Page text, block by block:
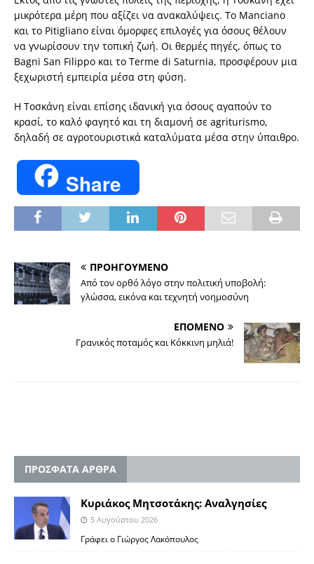
μικρότερα μέρη που αξίζει να ανακαλύψεις. Το Manciano
και το Pitigliano είναι όμορφες επιλογές για όσους θέλουν
να γνωρίσουν την τοπική ζωή. Οι θερμές πηγές, όπως το
Bagni San Filippo και το Terme di Saturnia, προσφέρουν μια
ξεχωριστή εμπειρία μέσα στη φύση.
Η Τοσκάνη είναι επίσης ιδανική για όσους αγαπούν το
κρασί, το καλό φαγητό και τη διαμονή σε agriturismo,
δηλαδή σε αγροτουριστικά καταλύματα μέσα στην ύπαιθρο.
Share
ΠΡΟΗΓΟΥΜΕΝΟ
Από τον ορθό λόγο στην πολιτική υποβολή:
γλώσσα, εικόνα και τεχνητή νοημοσύνη
ΕΠΟΜΕΝΟ
Γρανικός ποταμός και Κόκκινη μηλιά!
ΠΡΟΣΦΑΤΑ ΑΡΘΡΑ
Κυριάκος Μητσοτάκης: Αναλγησίες
5 Αυγούστου 2026
Γράφει ο Γιώργος Λακόπουλος